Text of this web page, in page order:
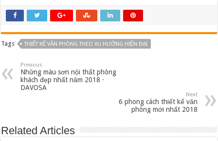
Tags THIẾT KẾ VĂN PHÒNG THEO XU HƯỚNG HIỆN ĐẠI
Previous
Những màu sơn nội thất phòng
khách đẹp nhất năm 2018 ·
DAVOSA
Next
6 phong cách thiết kế văn
phòng mới nhất 2018
Related Articles